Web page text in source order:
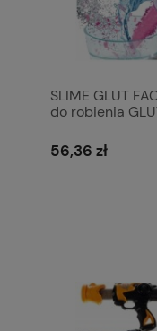
SLIME GLUT
do robienia
56,36 zł